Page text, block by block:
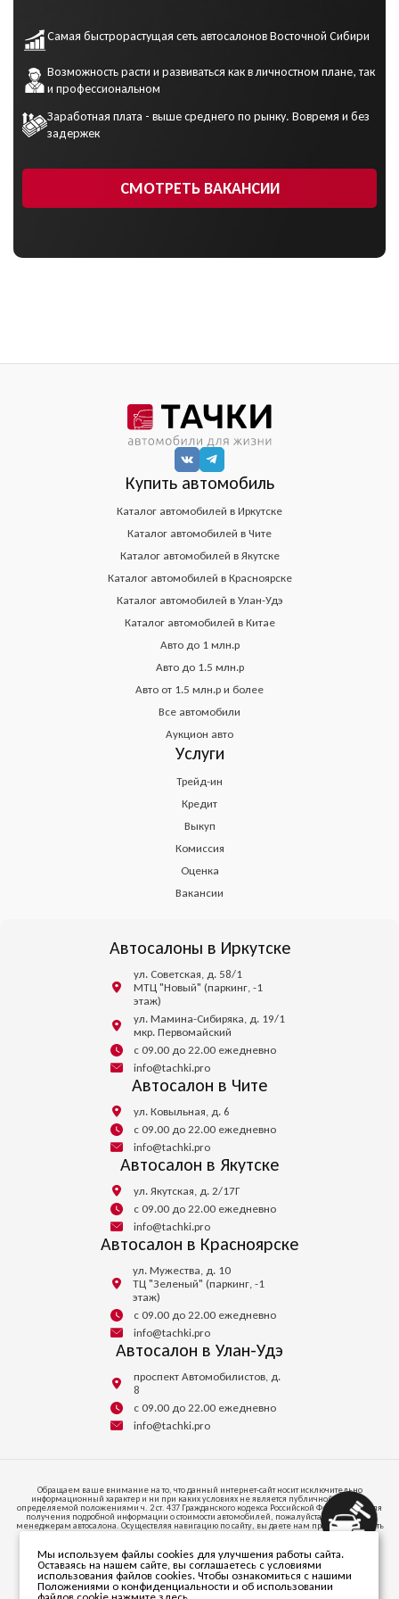
Самая быстрорастущая сеть автосалонов Восточной Сибири
Возможность расти и развиваться как в личностном плане, так
и профессиональном
Заработная плата - выше среднего по рынку. Вовремя и без
задержек
СМОТРЕТЬ ВАКАНСИИ
Купить автомобиль
Каталог автомобилей в Иркутске
Каталог автомобилей в Чите
Каталог автомобилей в Якутске
Каталог автомобилей в Красноярске
Каталог автомобилей в Улан-Удэ
Каталог автомобилей в Китае
Авто до 1 млн.р
Авто до 1.5 млн.р
Авто от 1.5 млн.р и более
Все автомобили
Аукцион авто
Услуги
Трейд-ин
Кредит
Выкуп
Комиссия
Оценка
Вакансии
Автосалоны в Иркутске
ул. Советская, д. 58/1
МТЦ "Новый" (паркинг, -1
этаж)
ул. Мамина-Сибиряка, д. 19/1
мкр. Первомайский
с 09.00 до 22.00 ежедневно
info@tachki.pro
Автосалон в Чите
ул. Ковыльная, д. 6
с 09.00 до 22.00 ежедневно
info@tachki.pro
Автосалон в Якутске
ул. Якутская, д. 2/17Г
с 09.00 до 22.00 ежедневно
info@tachki.pro
Автосалон в Красноярске
ул. Мужества, д. 10
ТЦ "Зеленый" (паркинг, -1
этаж)
с 09.00 до 22.00 ежедневно
info@tachki.pro
Автосалон в Улан-Удэ
проспект Автомобилистов, д.
8
с 09.00 до 22.00 ежедневно
info@tachki.pro
Обращаем ваше внимание на то, что данный интернет-сайт носит исключительно
информационный характер и ни при каких условиях не является публичной офертой,
определяемой положениями ч. 2 ст. 437 Гражданского кодекса Российской Федерации. Для
получения подробной информации о стоимости автомобилей, пожалуйста, обратитесь к
менеджерам автосалона. Осуществляя навигацию по сайту, вы даете нам право запоминать
и иметь доступ к куки-файлам на вашем устройстве доступа к интернету.
664047, ИРКУТСКАЯ ОБЛАСТЬ, Г.О. ГОРОД ИРКУТСК, Г ИРКУТСК, УЛ СОВЕТСКАЯ, СТР. 58/1,
ПОМЕЩ. 53
Телефон +7 (395) 256-24-00
Мы используем файлы cookies для улучшения работы сайта.
Оставаясь на нашем сайте, вы соглашаетесь с условиями
использования файлов cookies. Чтобы ознакомиться с нашими
Положениями о конфиденциальности и об использовании